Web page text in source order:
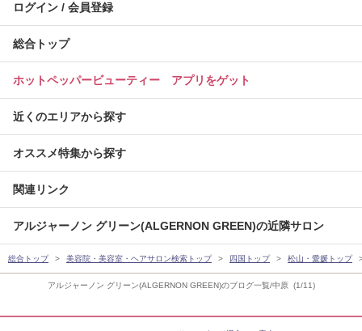
アルジャーノン グリーン(ALGERNON GREEN)のブログ一覧/中原 (1/11)
ログイン / 会員登録
総合トップ
ホットペッパービューティー アプリをゲット
近くのエリアから探す
オススメ特集から探す
関連リンク
アルジャーノン グリーン(ALGERNON GREEN)の近隣サロン
総合トップ 美容院・美容室・ヘアサロン検索トップ 四国トップ 松山・愛媛トップ